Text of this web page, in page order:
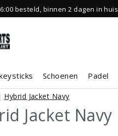
besteld, binnen 2 dagen in huis
Schoenen Padel
Hybrid Jacket Navy
Jacket Navy